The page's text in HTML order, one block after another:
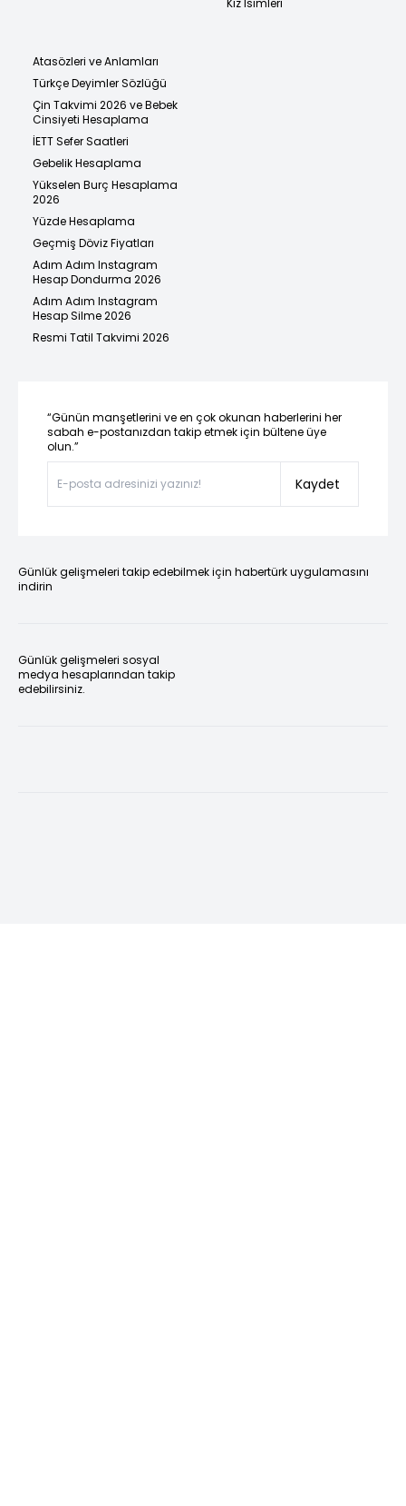
Atasözleri ve Anlamları
Türkçe Deyimler Sözlüğü
Çin Takvimi 2026 ve Bebek
Cinsiyeti Hesaplama
İETT Sefer Saatleri
Gebelik Hesaplama
Yükselen Burç Hesaplama
2026
Yüzde Hesaplama
Geçmiş Döviz Fiyatları
Adım Adım Instagram
Hesap Dondurma 2026
Adım Adım Instagram
Hesap Silme 2026
Resmi Tatil Takvimi 2026
“Günün manşetlerini ve en çok okunan haberlerini her
sabah e-postanızdan takip etmek için bültene üye
olun.”
Kaydet
Günlük gelişmeleri takip edebilmek için habertürk uygulamasını
indirin
Günlük gelişmeleri sosyal
medya hesaplarından takip
edebilirsiniz.